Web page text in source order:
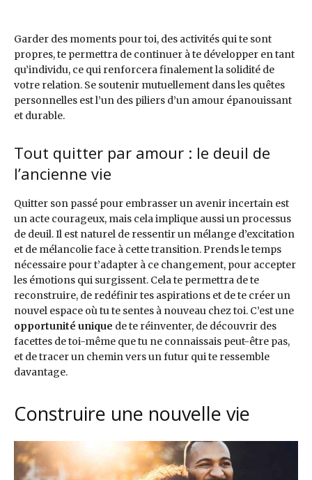
Garder des moments pour toi, des activités qui te sont
propres, te permettra de continuer à te développer en tant
qu’individu, ce qui renforcera finalement la solidité de
votre relation. Se soutenir mutuellement dans les quêtes
personnelles est l’un des piliers d’un amour épanouissant
et durable.
Tout quitter par amour : le deuil de
l’ancienne vie
Quitter son passé pour embrasser un avenir incertain est
un acte courageux, mais cela implique aussi un processus
de deuil. Il est naturel de ressentir un mélange d’excitation
et de mélancolie face à cette transition. Prends le temps
nécessaire pour t’adapter à ce changement, pour accepter
les émotions qui surgissent. Cela te permettra de te
reconstruire, de redéfinir tes aspirations et de te créer un
nouvel espace où tu te sentes à nouveau chez toi. C’est une
opportunité unique de te réinventer, de découvrir des
facettes de toi-même que tu ne connaissais peut-être pas,
et de tracer un chemin vers un futur qui te ressemble
davantage.
Construire une nouvelle vie